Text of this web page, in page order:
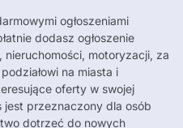
ogłoszeniami
dodasz ogłoszenie
nieruchomości, motoryzacji, za
na miasta i
oferty w swojej
jest przeznaczony dla osób
dotrzeć do nowych